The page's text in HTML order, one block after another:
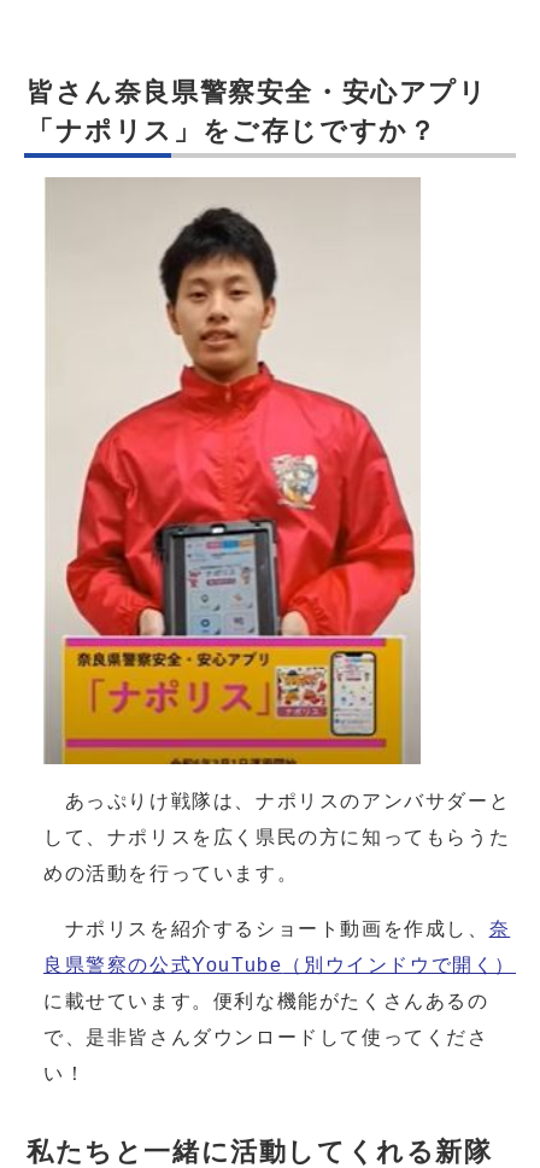
皆さん奈良県警察安全・安心アプリ
「ナポリス」をご存じですか？
あっぷりけ戦隊は、ナポリスのアンバサダーと
して、ナポリスを広く県民の方に知ってもらうた
めの活動を行っています。
ナポリスを紹介するショート動画を作成し、 奈
良県警察の公式YouTube （別ウインドウで開く）
に載せています。便利な機能がたくさんあるの
で、是非皆さんダウンロードして使ってくださ
い！
私たちと一緒に活動してくれる新隊